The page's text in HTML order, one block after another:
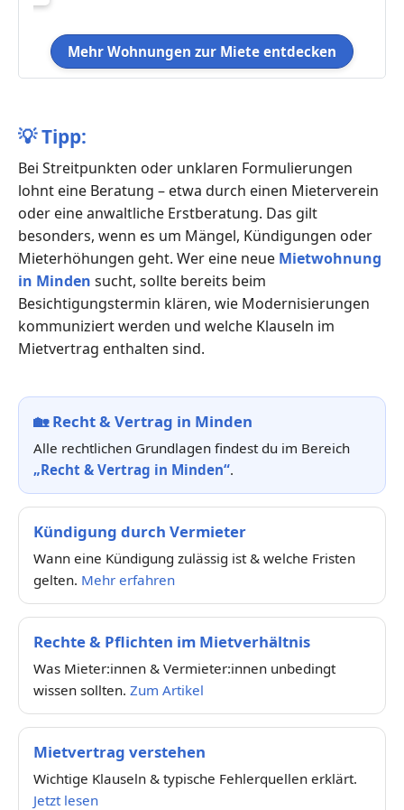
Mehr Wohnungen zur Miete entdecken
💡Tipp:
Bei Streitpunkten oder unklaren Formulierungen
lohnt eine Beratung – etwa durch einen Mieterverein
oder eine anwaltliche Erstberatung. Das gilt
besonders, wenn es um Mängel, Kündigungen oder
Mieterhöhungen geht. Wer eine neue Mietwohnung
in Minden sucht, sollte bereits beim
Besichtigungstermin klären, wie Modernisierungen
kommuniziert werden und welche Klauseln im
Mietvertrag enthalten sind.
🏡Recht & Vertrag in Minden
Alle rechtlichen Grundlagen findest du im Bereich
„Recht & Vertrag in Minden“.
Kündigung durch Vermieter
Wann eine Kündigung zulässig ist & welche Fristen
gelten. Mehr erfahren
Rechte & Pflichten im Mietverhältnis
Was Mieter:innen & Vermieter:innen unbedingt
wissen sollten. Zum Artikel
Mietvertrag verstehen
Wichtige Klauseln & typische Fehlerquellen erklärt.
Jetzt lesen